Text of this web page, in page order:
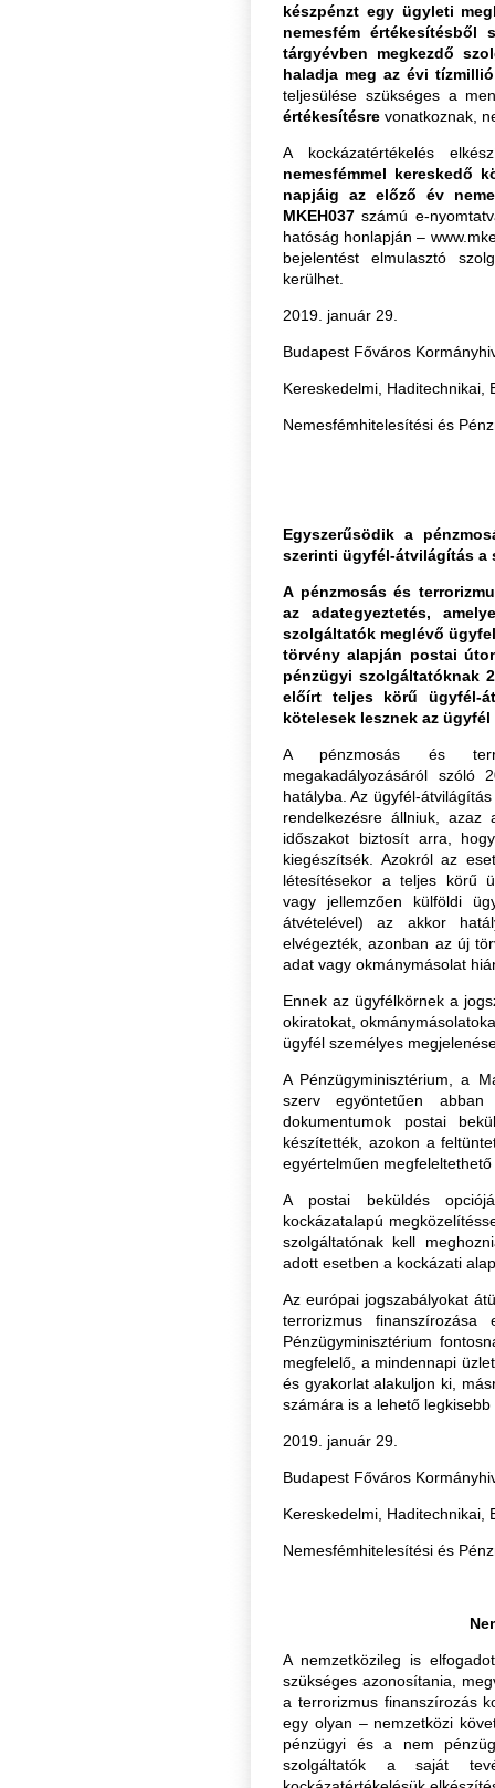
készpénzt egy ügyleti
nemesfém értékesítésből
tárgyévben megkezdő
haladja meg az évi
teljesülése szükséges a
értékesítésre vonatkoznak,
A kockázatértékelés
nemesfémmel kereskedő
napjáig az előző év
MKEH037 számú e-
hatóság honlapján –
bejelentést elmulasztó
kerülhet.
2019. január 29.
Budapest Főváros
Kereskedelmi, Haditechnikai,
Nemesfémhitelesítési és
Egyszerűsödik a
szerinti ügyfél-átvilágítás a
A pénzmosás és
az adategyeztetés,
szolgáltatók meglévő
törvény alapján postai
pénzügyi szolgáltatóknak
előírt teljes körű ügyfél-
kötelesek lesznek az
A pénzmosás és
megakadályozásáról
hatályba. Az ügyfél-
rendelkezésre állniuk,
időszakot biztosít arra,
kiegészítsék. Azokról az
létesítésekor a teljes körű
vagy jellemzően külföldi
átvételével) az akkor
elvégezték, azonban az új
adat vagy okmánymásolat
Ennek az ügyfélkörnek a
okiratokat,
ügyfél személyes
A Pénzügyminisztérium, a
szerv egyöntetűen
dokumentumok postai
készítették, azokon a
egyértelműen
A postai beküldés
kockázatalapú
szolgáltatónak kell
adott esetben a kockázati
Az európai jogszabályokat
terrorizmus
Pénzügyminisztérium
megfelelő, a mindennapi
és gyakorlat alakuljon ki,
számára is a lehető
2019. január 29.
Budapest Főváros
Kereskedelmi, Haditechnikai,
Nemesfémhitelesítési és
A nemzetközileg is
szükséges azonosítania,
a terrorizmus finanszírozás
egy olyan – nemzetközi
pénzügyi és a nem
szolgáltatók a saját